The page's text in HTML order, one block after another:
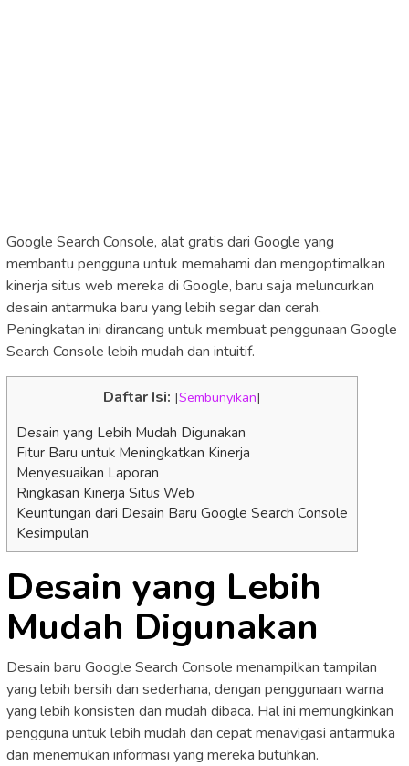
Google Search Console, alat gratis dari Google yang
membantu pengguna untuk memahami dan mengoptimalkan
kinerja situs web mereka di Google, baru saja meluncurkan
desain antarmuka baru yang lebih segar dan cerah.
Peningkatan ini dirancang untuk membuat penggunaan Google
Search Console lebih mudah dan intuitif.
Daftar Isi: [Sembunyikan]
Desain yang Lebih Mudah Digunakan
Fitur Baru untuk Meningkatkan Kinerja
Menyesuaikan Laporan
Ringkasan Kinerja Situs Web
Keuntungan dari Desain Baru Google Search Console
Kesimpulan
Desain yang Lebih
Mudah Digunakan
Desain baru Google Search Console menampilkan tampilan
yang lebih bersih dan sederhana, dengan penggunaan warna
yang lebih konsisten dan mudah dibaca. Hal ini memungkinkan
pengguna untuk lebih mudah dan cepat menavigasi antarmuka
dan menemukan informasi yang mereka butuhkan.